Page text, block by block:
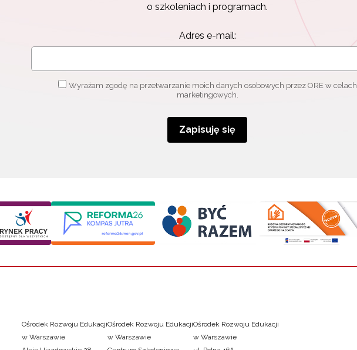
o szkoleniach i programach.
Adres e-mail:
Wyrażam zgodę na przetwarzanie moich danych osobowych przez ORE w celach
marketingowych.
Zapisuję się
Ośrodek Rozwoju Edukacji
w Warszawie
Ośrodek Rozwoju Edukacji
w Warszawie
Ośrodek Rozwoju Edukacji
w Warszawie